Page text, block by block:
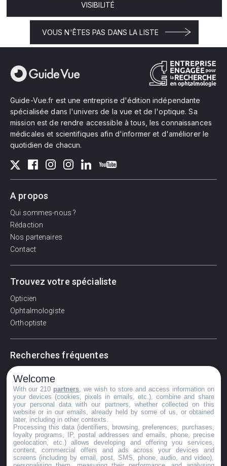
VISIBILITÉ
VOUS N'ÊTES PAS DANS LA LISTE
Guide-Vue.fr est une entreprise d'édition indépendante
spécialisée dans l'univers de la vue et de l'optique. Sa
mission est de rendre accessible à tous, les connaissances
médicales et scientifiques afin d'informer et d'améliorer le
quotidien de chacun.
A propos
Qui sommes-nous ?
Rédaction
Nos partenaires
Contact
Trouvez votre spécialiste
Opticien
Ophtalmologiste
Orthoptiste
Recherches fréquentes
Pathologies adultes
Signes d'une urgence ophtalmologique
La vision
Acuité visuelle
Myosis / mydriase
Œdème oculaire
Welcome
With our 210 partners , we wish to store and access information on
your devices (cookies, pixels in emails, etc.), combine and share
your personal data with our partners, whether collected on this
website or in our emails, already held by some of us, or obtained
later, including in other contexts.
Processing this data (identifiers, browsing, preferences, purchases,
loyalty programs, IP, postal addresses and emails, phone, precise
geolocation, etc.) allows developing and offering you services,
content, commercial offers and ads across your devices and
screens (including by email, post, SMS, phone, audio, and video),